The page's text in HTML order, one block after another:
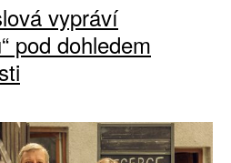
vypráví
pod dohledem